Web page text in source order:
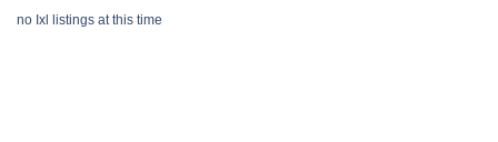
no Ixl listings at this time